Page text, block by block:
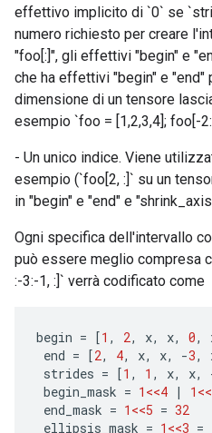
effettivo implicito di `0` se
numero richiesto per creare
"foo[:]", gli effettivi "begin" e
che ha effettivi "begin" e "end"
dimensione di un tensore
esempio `foo = [1,2,3,4]; foo[-
- Un unico indice. Viene
esempio (`foo[2, :]` su un
in "begin" e "end" e
Ogni specifica dell'intervallo
può essere meglio compresa
:-3:-1, :]` verrà codificato come
begin = [1 , 2, x, x, 0,
end = [2, 4, x, x, -3,
strides = [1 , 1 , x, x,
begin_mask = 1<<4 |
end_mask = 1<<5 = 32
ellipsis_mask = 1<<3 =